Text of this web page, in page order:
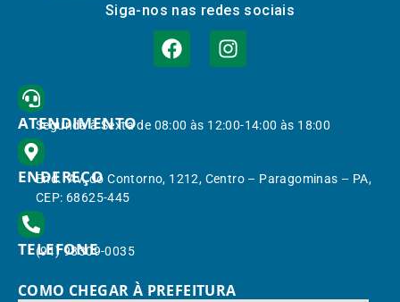
Siga-nos nas redes sociais
ATENDIMENTO
Segunda à Sexta de 08:00 às 12:00-14:00 às 18:00
ENDEREÇO
End.: Av. do Contorno, 1212, Centro – Paragominas – PA,
CEP: 68625-445
TELEFONE
(91) 98309-0035
COMO CHEGAR À PREFEITURA